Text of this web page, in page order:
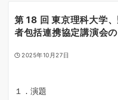
第 18 回 東京理科大学
者包括連携協定講演会
2025年10月27日
１．演題